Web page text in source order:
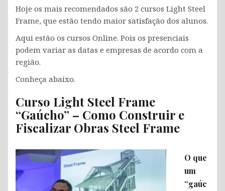
Hoje os mais recomendados são 2 cursos Light Steel
Frame, que estão tendo maior satisfação dos alunos.
Aqui estão os cursos Online. Pois os presenciais
podem variar as datas e empresas de acordo com a
região.
Conheça abaixo.
Curso Light Steel Frame
“Gaúcho” – Como Construir e
Fiscalizar Obras Steel Frame
O que
um
“gaúc